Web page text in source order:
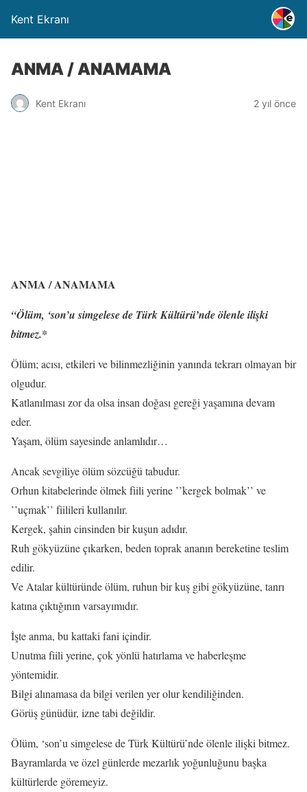
Kent Ekranı
ANMA / ANAMAMA
Kent Ekranı 2 yıl önce
ANMA / ANAMAMA
“Ölüm, ‘son’u simgelese de Türk Kültürü’nde ölenle ilişki
bitmez.*
Ölüm; acısı, etkileri ve bilinmezliğinin yanında tekrarı olmayan bir
olgudur.
Katlanılması zor da olsa insan doğası gereği yaşamına devam
eder.
Yaşam, ölüm sayesinde anlamlıdır…
Ancak sevgiliye ölüm sözcüğü tabudur.
Orhun kitabelerinde ölmek fiili yerine ’’kergek bolmak’’ ve
’’uçmak’’ fiilileri kullanılır.
Kergek, şahin cinsinden bir kuşun adıdır.
Ruh gökyüzüne çıkarken, beden toprak ananın bereketine teslim
edilir.
Ve Atalar kültüründe ölüm, ruhun bir kuş gibi gökyüzüne, tanrı
katına çıktığının varsayımıdır.
İşte anma, bu kattaki fani içindir.
Unutma fiili yerine, çok yönlü hatırlama ve haberleşme
yöntemidir.
Bilgi alınamasa da bilgi verilen yer olur kendiliğinden.
Görüş günüdür, izne tabi değildir.
Ölüm, ‘son’u simgelese de Türk Kültürü’nde ölenle ilişki bitmez.
Bayramlarda ve özel günlerde mezarlık yoğunluğunu başka
kültürlerde göremeyiz.